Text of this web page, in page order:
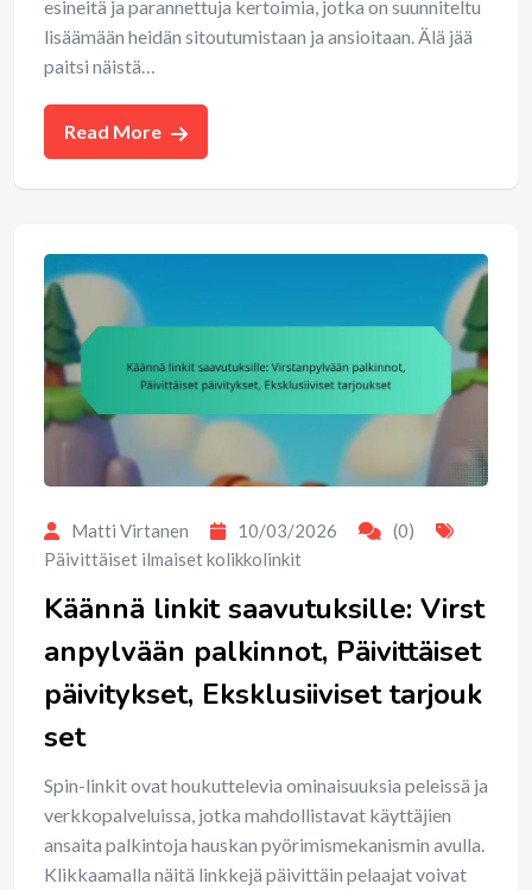
esineitä ja parannettuja kertoimia, jotka on suunniteltu
lisäämään heidän sitoutumistaan ja ansioitaan. Älä jää
paitsi näistä…
Read More
Matti Virtanen 10/03/2026
(0)
Päivittäiset ilmaiset kolikkolinkit
Käännä linkit saavutuksille: Virst
anpylvään palkinnot, Päivittäiset
päivitykset, Eksklusiiviset tarjouk
set
Spin-linkit ovat houkuttelevia ominaisuuksia peleissä ja
verkkopalveluissa, jotka mahdollistavat käyttäjien
ansaita palkintoja hauskan pyörimismekanismin avulla.
Klikkaamalla näitä linkkejä päivittäin pelaajat voivat